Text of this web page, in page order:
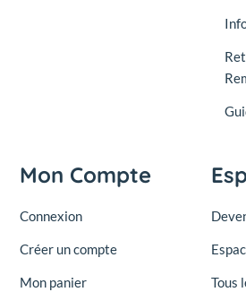
Mon Compte
Connexion
Créer un compte
Mon panier Tous